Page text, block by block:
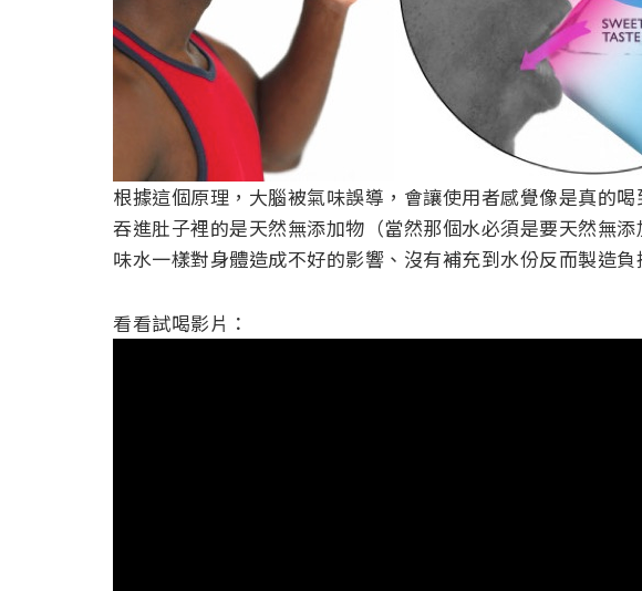
根據這個原理，大腦被氣味誤導，會讓使用者感覺像是真的
吞進肚子裡的是天然無添加物（當然那個水必須是要天然無
味水一樣對身體造成不好的影響、沒有補充到水份反而製造負
看看試喝影片：